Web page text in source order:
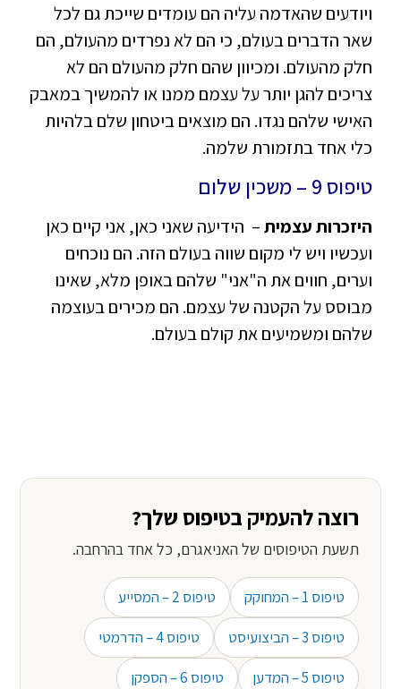
ויודעים שהאדמה עליה הם עומדים שייכת גם לכל
שאר הדברים בעולם, כי הם לא נפרדים מהעולם, הם
חלק מהעולם. ומכיוון שהם חלק מהעולם הם לא
צריכים להגן יותר על עצמם ממנו או להמשיך במאבק
האישי שלהם נגדו. הם מוצאים ביטחון שלם בלהיות
כלי אחד בתזמורת שלמה.
טיפוס 9 – משכין שלום
היזכרות עצמית– הידיעה שאני כאן, אני קיים כאן
ועכשיו ויש לי מקום שווה בעולם הזה. הם נוכחים
וערים, חווים את ה"אני" שלהם באופן מלא, שאינו
מבוסס על הקטנה של עצמם. הם מכירים בעוצמה
שלהם ומשמיעים את קולם בעולם.
רוצה להעמיק בטיפוס שלך?
תשעת הטיפוסים של האניאגרם, כל אחד בהרחבה.
טיפוס 1 – המחוקק טיפוס 2 – המסייע
טיפוס 3 – הביצועיסט טיפוס 4 – הדרמטי
טיפוס 5 – המדען טיפוס 6 – הספקן